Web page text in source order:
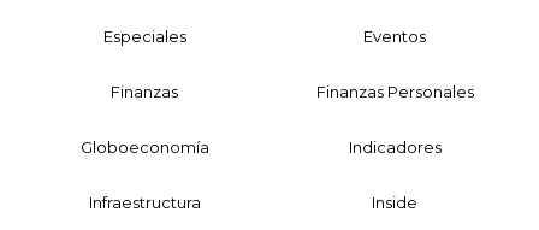
Especiales Eventos
Finanzas Finanzas Personales
Globoeconomía Indicadores
Infraestructura Inside